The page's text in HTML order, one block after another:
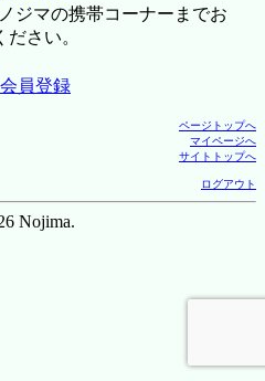
ジマの携帯コーナーまでお
ださい。
員登録
ページトップへ
マイページへ
サイトトップへ
ログアウト
Nojima.